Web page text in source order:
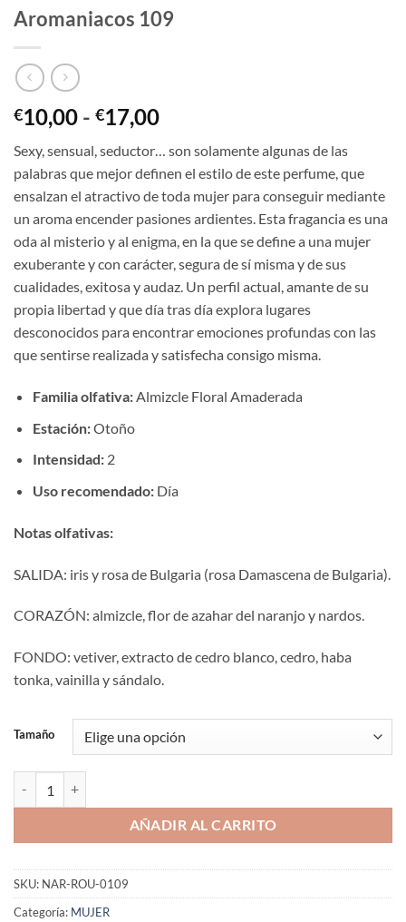
Aromaniacos 109
€10,00 - €17,00Rango
precios:
desde
€10,00
hasta
€17,00
Sexy, sensual, seductor… son solamente algunas de las
palabras que mejor definen el estilo de este perfume, que
ensalzan el atractivo de toda mujer para conseguir mediante
un aroma encender pasiones ardientes. Esta fragancia es una
oda al misterio y al enigma, en la que se define a una mujer
exuberante y con carácter, segura de sí misma y de sus
cualidades, exitosa y audaz. Un perfil actual, amante de su
propia libertad y que día tras día explora lugares
desconocidos para encontrar emociones profundas con las
que sentirse realizada y satisfecha consigo misma.
Familia olfativa:Almizcle Floral Amaderada
Estación:Otoño
Intensidad:2
Uso recomendado:Día
Notas olfativas:
SALIDA: iris y rosa de Bulgaria (rosa Damascena de Bulgaria).
CORAZÓN: almizcle, flor de azahar del naranjo y nardos.
FONDO: vetiver, extracto de cedro blanco, cedro, haba
tonka, vainilla y sándalo.
Tamaño
AÑADIR AL CARRITO
SKU: NAR-ROU-0109
Categoría: MUJER